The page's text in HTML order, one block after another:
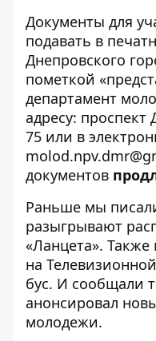
Документы для
подавать в
Днепровского
пометкой
департамент
адресу:
75 или в
документов
Раньше мы
разыгрывают
«Ланцета». Также
на
бус. И сообщали
анонсировал
молодежи.